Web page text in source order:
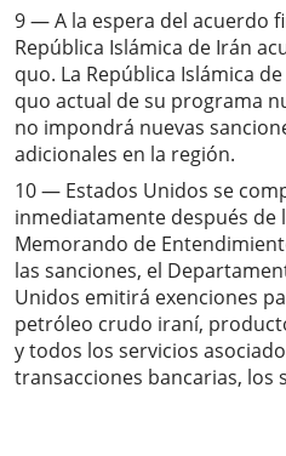
9 — A la espera del acuerdo
República Islámica de Irán
quo. La República Islámica
quo actual de su programa
no impondrá nuevas
adicionales en la región.
10 — Estados Unidos se
inmediatamente después de
Memorando de
las sanciones, el
Unidos emitirá exenciones
petróleo crudo iraní,
y todos los servicios
transacciones bancarias, los